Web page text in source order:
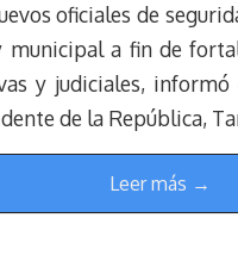
oficiales de
municipal a fin de
y judiciales,
de la República,
Leer más →